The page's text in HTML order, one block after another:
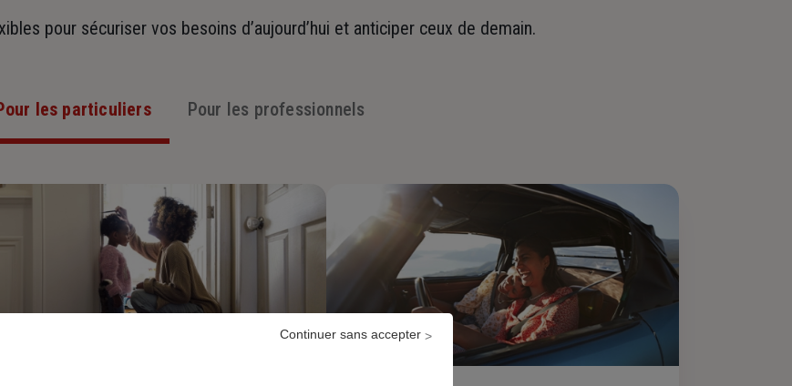
pour sécuriser vos besoins d’aujourd’hui et anticiper ceux de demain.
les particuliers Pour les professionnels
Continuer sans accepter